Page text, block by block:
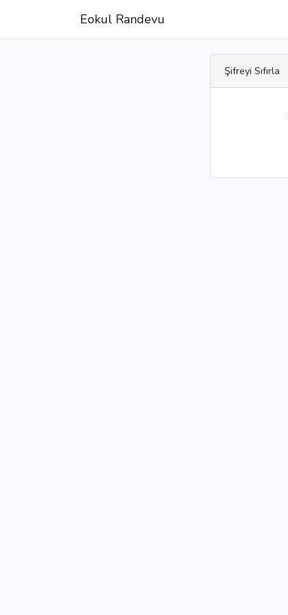
Eokul Randevu
Şifreyi Sıfırla